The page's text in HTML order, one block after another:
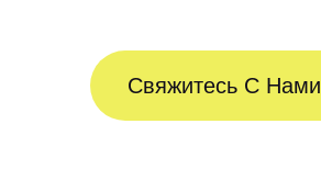
Свяжитесь С Нами